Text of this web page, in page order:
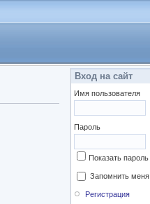
Вход на сайт
Имя пользователя
Пароль
Показать пароль
Запомнить меня
Регистрация